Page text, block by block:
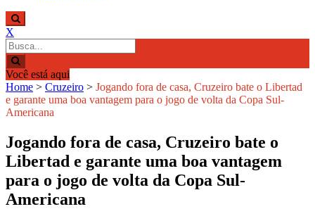
X
Search
for:
Você está aqui
Home > Cruzeiro > Jogando fora de casa, Cruzeiro bate o Libertad
e garante uma boa vantagem para o jogo de volta da Copa Sul-
Americana
Jogando fora de casa, Cruzeiro bate o
Libertad e garante uma boa vantagem
para o jogo de volta da Copa Sul-
Americana